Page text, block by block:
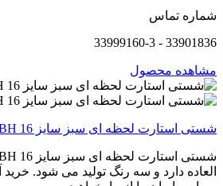
شماره تماس
33901836 - 33999160-3
مشاهده محصول
شستی استارت لحظه ای سبز سایز 16 JBH
العاده دارد و سه رنگ تولید می شود. خرید